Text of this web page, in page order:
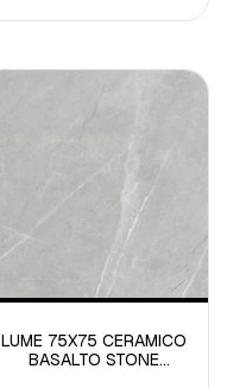
LUME 75X75 CERAMICO
BASALTO STONE